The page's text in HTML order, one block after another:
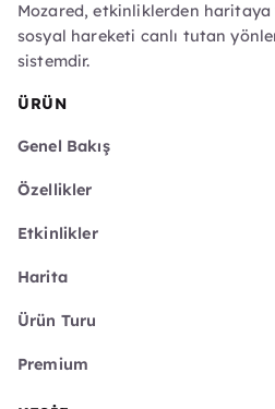
Mozared, etkinliklerden haritaya
sosyal hareketi canlı tutan
sistemdir.
ÜRÜN
Genel Bakış
Özellikler
Etkinlikler
Harita
Ürün Turu
Premium